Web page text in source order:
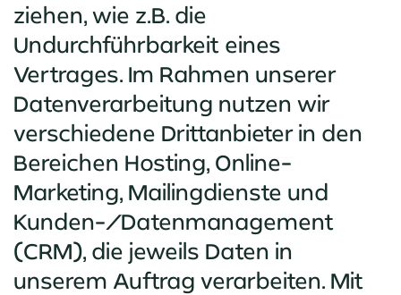
ziehen, wie z.B. die
Undurchführbarkeit eines
Vertrages. Im Rahmen unserer
Datenverarbeitung nutzen wir
verschiedene Drittanbieter in den
Bereichen Hosting, Online-
Marketing, Mailingdienste und
Kunden-/Datenmanagement
(CRM), die jeweils Daten in
unserem Auftrag verarbeiten. Mit